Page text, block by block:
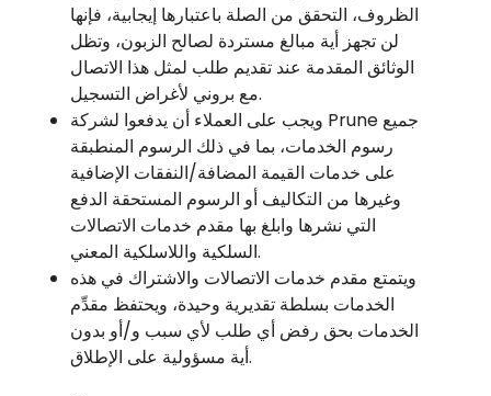
الظروف، التحقق من الصلة باعتبارها إيجابية، فإنها
لن تجهز أية مبالغ مستردة لصالح الزبون، وتظل
الوثائق المقدمة عند تقديم طلب لمثل هذا الاتصال
مع بروني لأغراض التسجيل.
ويجب على العملاء أن يدفعوا لشركة Prune جميع
رسوم الخدمات، بما في ذلك الرسوم المنطبقة
على خدمات القيمة المضافة/النفقات الإضافية
وغيرها من التكاليف أو الرسوم المستحقة الدفع
التي نشرها وابلغ بها مقدم خدمات الاتصالات
السلكية واللاسلكية المعني.
ويتمتع مقدم خدمات الاتصالات والاشتراك في هذه
الخدمات بسلطة تقديرية وحيدة، ويحتفظ مقدِّم
الخدمات بحق رفض أي طلب لأي سبب و/أو بدون
أية مسؤولية على الإطلاق.